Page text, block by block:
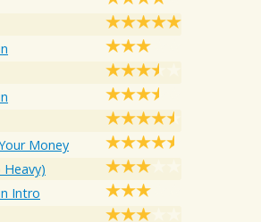
Money
Heavy)
Intro